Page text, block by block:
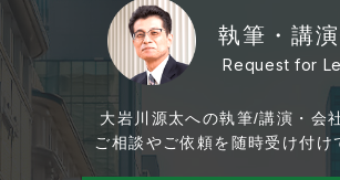
執筆・講
Request for
大岩川源太への執筆/講演・会
ご相談やご依頼を随時受け付け